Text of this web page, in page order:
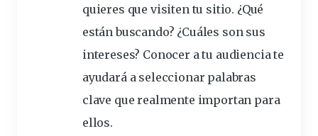
quieres que visiten tu sitio. ¿Qué
están buscando? ¿Cuáles son sus
intereses? Conocer a tu audiencia te
ayudará a seleccionar palabras
clave que realmente importan para
ellos.